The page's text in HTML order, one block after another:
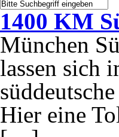
1400 KM
München
lassen sich
Hier eine